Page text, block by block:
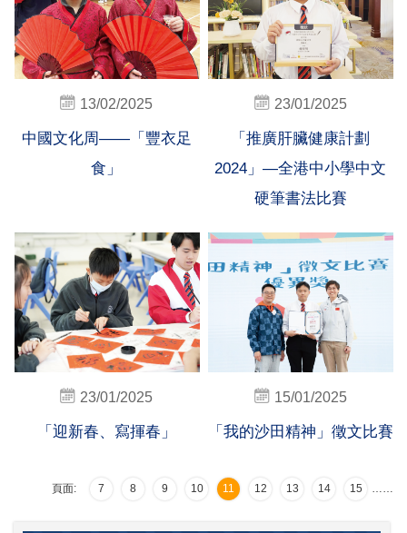
13/02/2025
中國文化周——「豐衣足
食」
23/01/2025
「推廣肝臟健康計劃
2024」—全港中小學中文
硬筆書法比賽
23/01/2025
「迎新春、寫揮春」
15/01/2025
「我的沙田精神」徵文比賽
頁面: 7 8 9 10 11 12 13 14 15